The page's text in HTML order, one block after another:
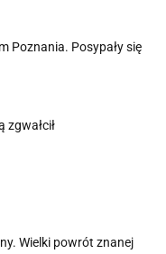
Poznania. Posypały się
zgwałcił
Wielki powrót znanej